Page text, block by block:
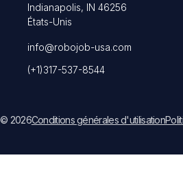
Indianapolis, IN 46256
États-Unis
info@robojob-usa.com
(+1)317-537-8544
© 2026Conditions générales d'utilisation